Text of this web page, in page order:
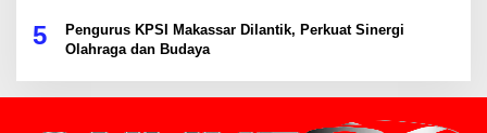
5
Pengurus KPSI Makassar Dilantik, Perkuat Sinergi
Olahraga dan Budaya